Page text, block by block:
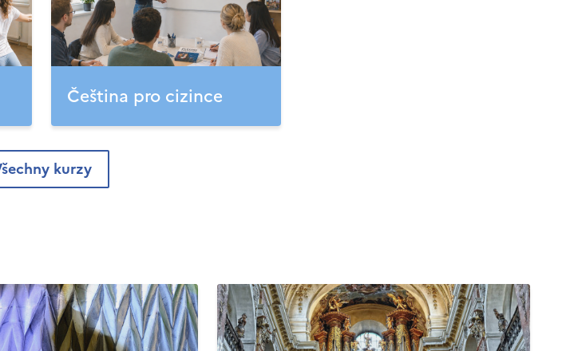
Čeština pro cizince
Všechny kurzy